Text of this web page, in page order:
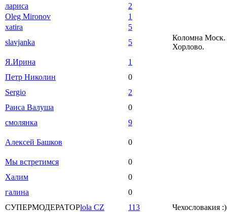
лариса
2
Oleg Mironov
1
xatira
5
slavjanka
5
Коломна Моск.
Хорлово.
Я.Ирина
1
Петр Николин
0
Sergio
2
Раиса Валуша
0
смолянка
9
Алексей Башков 0
Мы встретимся
0
Халим
0
галина
0
СУПЕРМОДЕРАТОРlola CZ 113
Чехословакия :)